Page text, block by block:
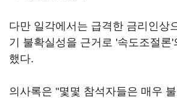
다만 일각에서는 급격한 금리인상
기 불확실성을 근거로 '속도조절론'
했다.
의사록은 "몇몇 참석자들은 매우